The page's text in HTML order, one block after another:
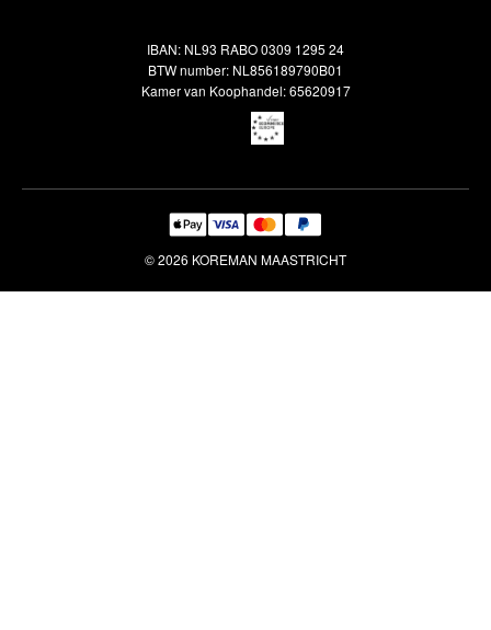
Veelgestelde vragen
IBAN: NL93 RABO 0309 1295 24
BTW number: NL856189790B01
Kamer van Koophandel: 65620917
© 2026 KOREMAN MAASTRICHT